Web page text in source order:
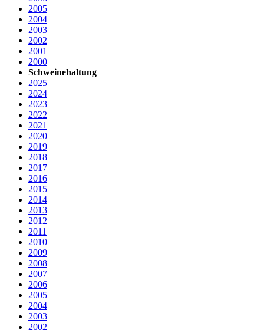
2005
2004
2003
2002
2001
2000
Schweinehaltung
2025
2024
2023
2022
2021
2020
2019
2018
2017
2016
2015
2014
2013
2012
2011
2010
2009
2008
2007
2006
2005
2004
2003
2002